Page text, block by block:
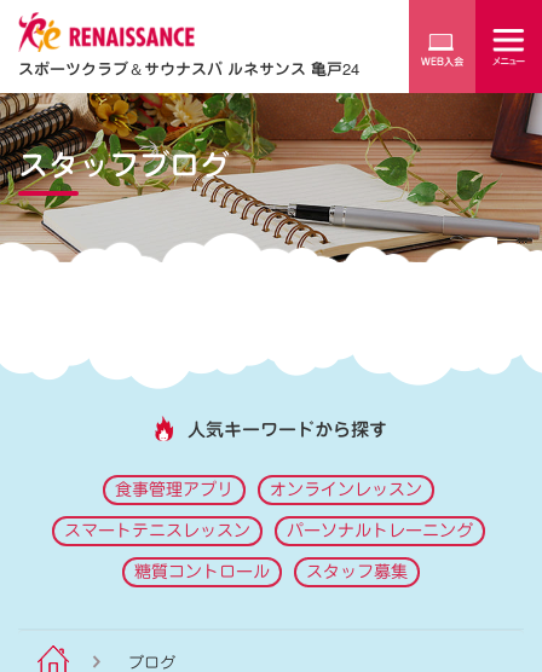
スポーツクラブ＆サウナスパ ルネサンス 亀戸24
スタッフブログ
人気キーワードから探す
食事管理アプリ オンラインレッスン
スマートテニスレッスン パーソナルトレーニング
糖質コントロール スタッフ募集
ブログ